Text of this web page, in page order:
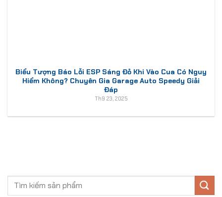
Biểu Tượng Báo Lỗi ESP Sáng Đỏ Khi Vào Cua Có Nguy
Hiểm Không? Chuyên Gia Garage Auto Speedy Giải
Đáp
Th9 23, 2025